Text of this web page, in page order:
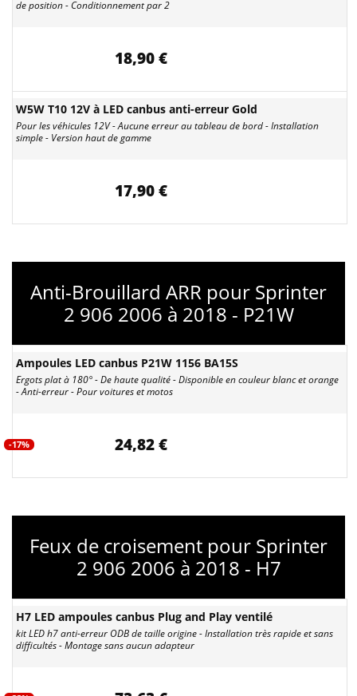
de position - Conditionnement par 2
18,90 €
W5W T10 12V à LED canbus anti-erreur Gold
Pour les véhicules 12V - Aucune erreur au tableau de bord - Installation
simple - Version haut de gamme
17,90 €
Anti-Brouillard ARR pour Sprinter
2 906 2006 à 2018 - P21W
Ampoules LED canbus P21W 1156 BA15S
Ergots plat à 180° - De haute qualité - Disponible en couleur blanc et orange
- Anti-erreur - Pour voitures et motos
-17% 24,82 €
Feux de croisement pour Sprinter
2 906 2006 à 2018 - H7
H7 LED ampoules canbus Plug and Play ventilé
kit LED h7 anti-erreur ODB de taille origine - Installation très rapide et sans
difficultés - Montage sans aucun adapteur